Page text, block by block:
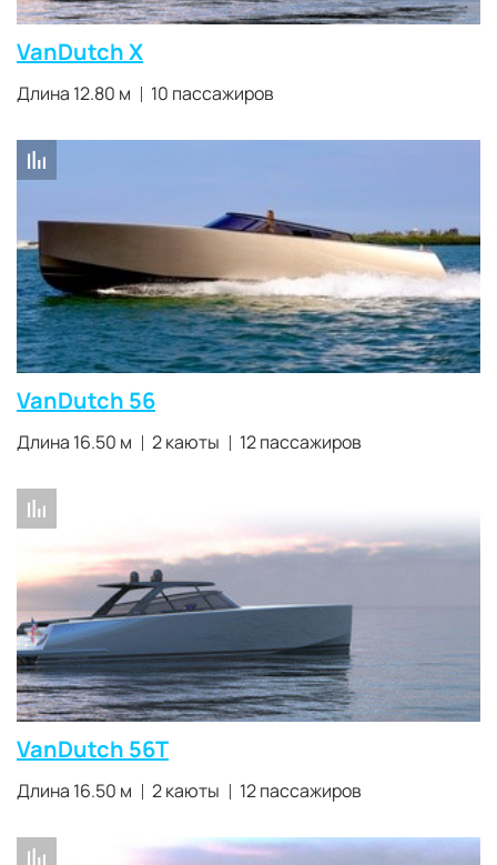
VanDutch X
Длина 12.80 м 10 пассажиров
VanDutch 56
Длина 16.50 м 2 каюты 12 пассажиров
VanDutch 56T
Длина 16.50 м 2 каюты 12 пассажиров